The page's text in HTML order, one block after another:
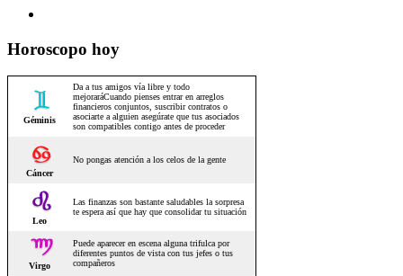
Horoscopo hoy